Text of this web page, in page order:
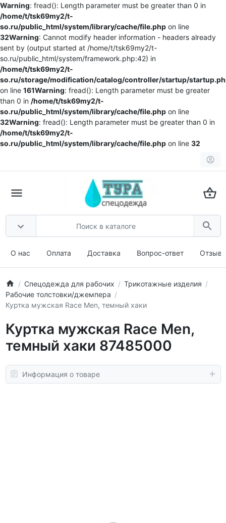
Warning: fread(): Length parameter must be greater than 0 in
/home/t/tsk69my2/t-
so.ru/public_html/system/library/cache/file.php on line
32Warning: Cannot modify header information - headers already
sent by (output started at /home/t/tsk69my2/t-
so.ru/public_html/system/framework.php:42) in
/home/t/tsk69my2/t-
so.ru/storage/modification/catalog/controller/startup/
on line 161Warning: fread(): Length parameter must be greater
than 0 in /home/t/tsk69my2/t-
so.ru/public_html/system/library/cache/file.php on line
32Warning: fread(): Length parameter must be greater than 0 in
/home/t/tsk69my2/t-
so.ru/public_html/system/library/cache/file.php on line 32
О нас Оплата Доставка Вопрос-ответ
Спецодежда для рабочих
Трикотажные изделия
Рабочие толстовки/джемпера
Куртка мужская Race Men, темный хаки
Куртка мужская Race Men,
темный хаки 87485000
Информация о товаре